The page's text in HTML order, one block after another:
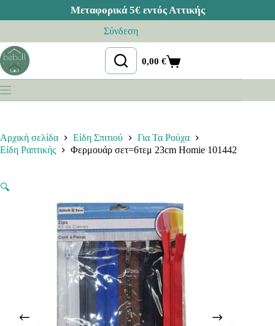
περιεχόμενο
Σύνδεση
Καλάθι
Αγορών
0,00€
Αρχική σελίδα Είδη Σπιτιού
Για Τα Ρούχα
Είδη Ραπτικής
Φερμουάρ σετ=6τεμ 23cm Homie 101442
🔍